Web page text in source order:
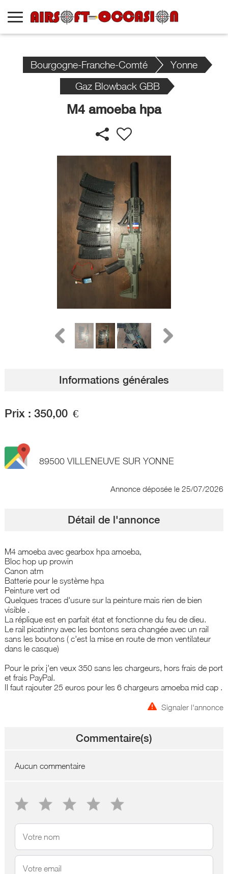
Bourgogne-Franche-Comté
Yonne
Gaz Blowback GBB
M4 amoeba hpa
Informations générales
Prix : 350,00 €
89500 VILLENEUVE SUR YONNE
Annonce déposée le 25/07/2026
Détail de l'annonce
M4 amoeba avec gearbox hpa amoeba,
Bloc hop up prowin
Canon atm
Batterie pour le système hpa
Peinture vert od
Quelques traces d'usure sur la peinture mais rien de bien
visible .
La réplique est en parfait état et fonctionne du feu de dieu.
Le rail picatinny avec les bontons sera changée avec un rail
sans les boutons ( c'est la mise en route de mon ventilateur
dans le casque)
Pour le prix j'en veux 350 sans les chargeurs, hors frais de port
et frais PayPal.
Il faut rajouter 25 euros pour les 6 chargeurs amoeba mid cap .
Signaler l'annonce
Commentaire(s)
Aucun commentaire